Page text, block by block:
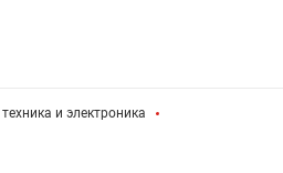
и электроника